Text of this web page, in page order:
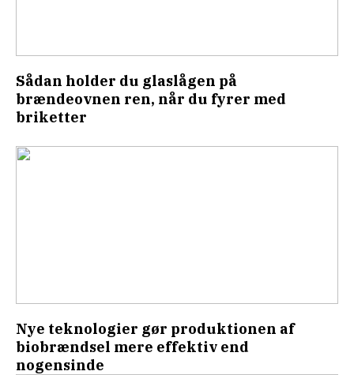
Sådan holder du glaslågen på
brændeovnen ren, når du fyrer med
briketter
Nye teknologier gør produktionen af
biobrændsel mere effektiv end
nogensinde